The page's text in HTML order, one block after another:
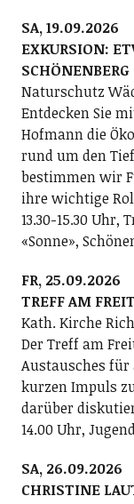
SA, 19.09.2026
EXKURSION:
SCHÖNENBERG
Naturschutz
Entdecken Sie
Hofmann die
rund um den
bestimmen wir
ihre wichtige
13.30-15.30
«Sonne»,
FR, 25.09.2026
TREFF AM
Kath. Kirche
Der Treff am
Austausches
kurzen Impuls
darüber
14.00 Uhr,
SA, 26.09.2026
CHRISTINE